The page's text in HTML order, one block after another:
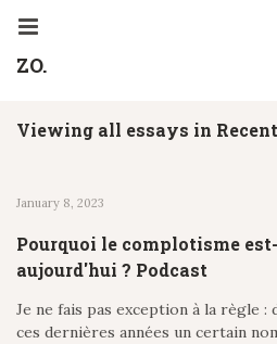
ZO.
Viewing all essays in
January 8, 2023
Pourquoi le complotisme
aujourd'hui ? Podcast
Je ne fais pas exception à la règle :
ces dernières années un certain